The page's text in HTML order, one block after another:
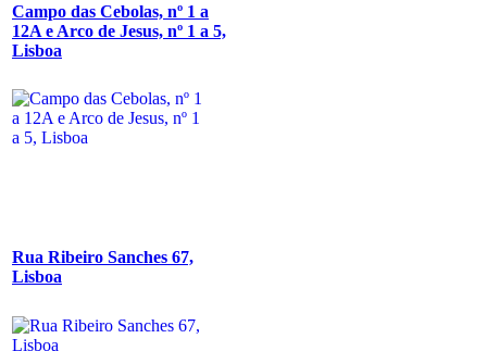
Campo das Cebolas, nº 1 a
12A e Arco de Jesus, nº 1 a 5,
Lisboa
Rua Ribeiro Sanches 67,
Lisboa